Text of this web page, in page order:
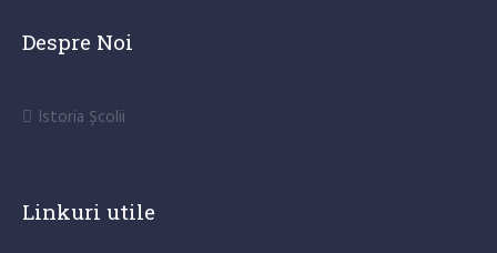
Despre Noi
Istoria Școlii
Linkuri utile